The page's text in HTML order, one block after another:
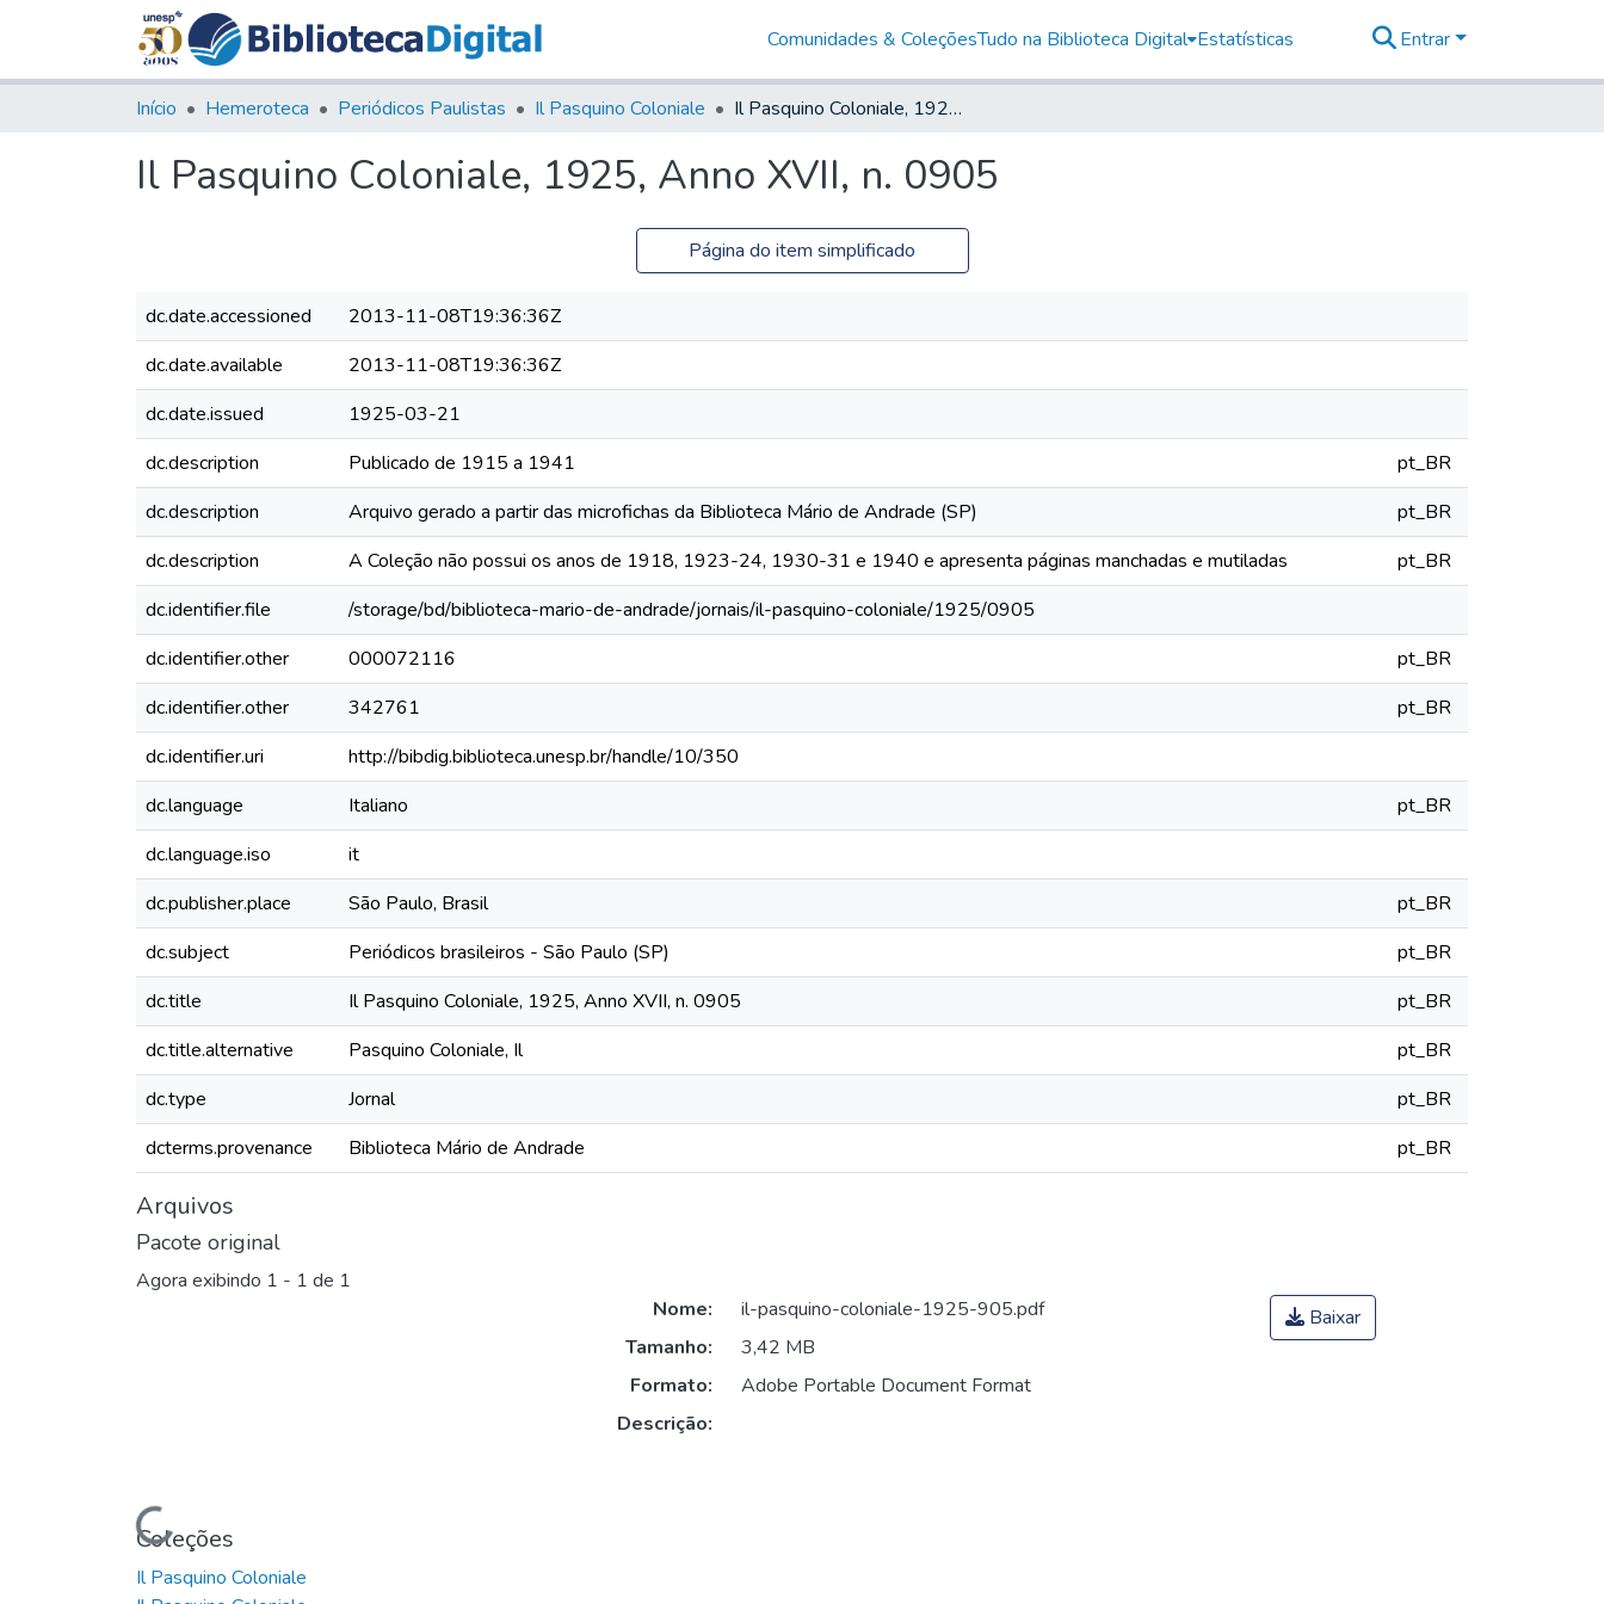
Comunidades & ColeçõesTudo na Biblioteca Digital Estatísticas Entrar
Início Hemeroteca Periódicos Paulistas Il Pasquino Coloniale Il Pasquino Coloniale, 1925, Anno XVII, n. 0905
Il Pasquino Coloniale, 1925, Anno XVII, n. 0905
Página do item simplificado
dc.date.accessioned
2013-11-08T19:36:36Z
dc.date.available
2013-11-08T19:36:36Z
dc.date.issued
1925-03-21
dc.description
Publicado de 1915 a 1941
pt_BR
dc.description
Arquivo gerado a partir das microfichas da Biblioteca Mário de Andrade (SP)
pt_BR
dc.description
A Coleção não possui os anos de 1918, 1923-24, 1930-31 e 1940 e apresenta páginas manchadas e mutiladas
pt_BR
dc.identifier.file
/storage/bd/biblioteca-mario-de-andrade/jornais/il-pasquino-coloniale/1925/0905
dc.identifier.other
000072116
pt_BR
dc.identifier.other
342761
pt_BR
dc.identifier.uri
http://bibdig.biblioteca.unesp.br/handle/10/350
dc.language
Italiano
pt_BR
dc.language.iso
it
dc.publisher.place
São Paulo, Brasil
pt_BR
dc.subject
Periódicos brasileiros - São Paulo (SP)
pt_BR
dc.title
Il Pasquino Coloniale, 1925, Anno XVII, n. 0905
pt_BR
dc.title.alternative
Pasquino Coloniale, Il
pt_BR
dc.type
Jornal
pt_BR
dcterms.provenance
Biblioteca Mário de Andrade pt_BR
Arquivos
Pacote original
Agora exibindo 1 - 1 de 1
Carregando...
Nome:
il-pasquino-coloniale-1925-905.pdf
Tamanho:
3,42 MB
Formato:
Adobe Portable Document Format
Descrição:
Baixar
Coleções
Il Pasquino Coloniale